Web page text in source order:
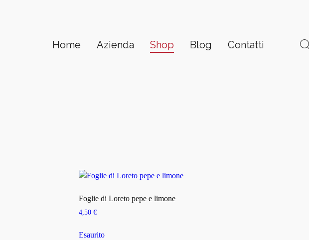
Home Azienda Shop Blog Contatti
Foglie di Loreto pepe e limone
4,50€
Esaurito